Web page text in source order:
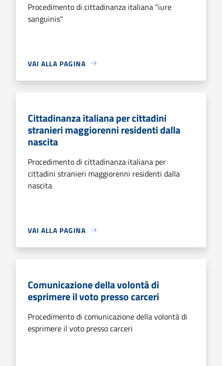
Procedimento di cittadinanza italiana "iure
sanguinis"
VAI ALLA PAGINA
Cittadinanza italiana per cittadini
stranieri maggiorenni residenti dalla
nascita
Procedimento di cittadinanza italiana per
cittadini stranieri maggiorenni residenti dalla
nascita
VAI ALLA PAGINA
Comunicazione della volontà di
esprimere il voto presso carceri
Procedimento di comunicazione della volontà di
esprimere il voto presso carceri